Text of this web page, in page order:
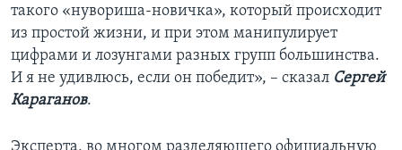
такого «нувориша-новичка», который происходит
из простой жизни, и при этом манипулирует
цифрами и лозунгами разных групп большинства.
И я не удивлюсь, если он победит», – сказал Сергей
Караганов.